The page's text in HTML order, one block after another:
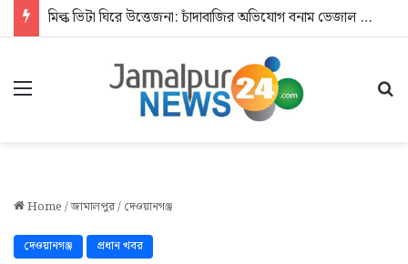
মিল্ক ভিটা ঘিরে উত্তেজনা: চাঁদাবাজির অভিযোগ বনাম ভেজাল দুধের জিডি
Menu
Home/জামালপুর/দেওয়ানগঞ্জ
দেওয়ানগঞ্জ প্রধান খবর